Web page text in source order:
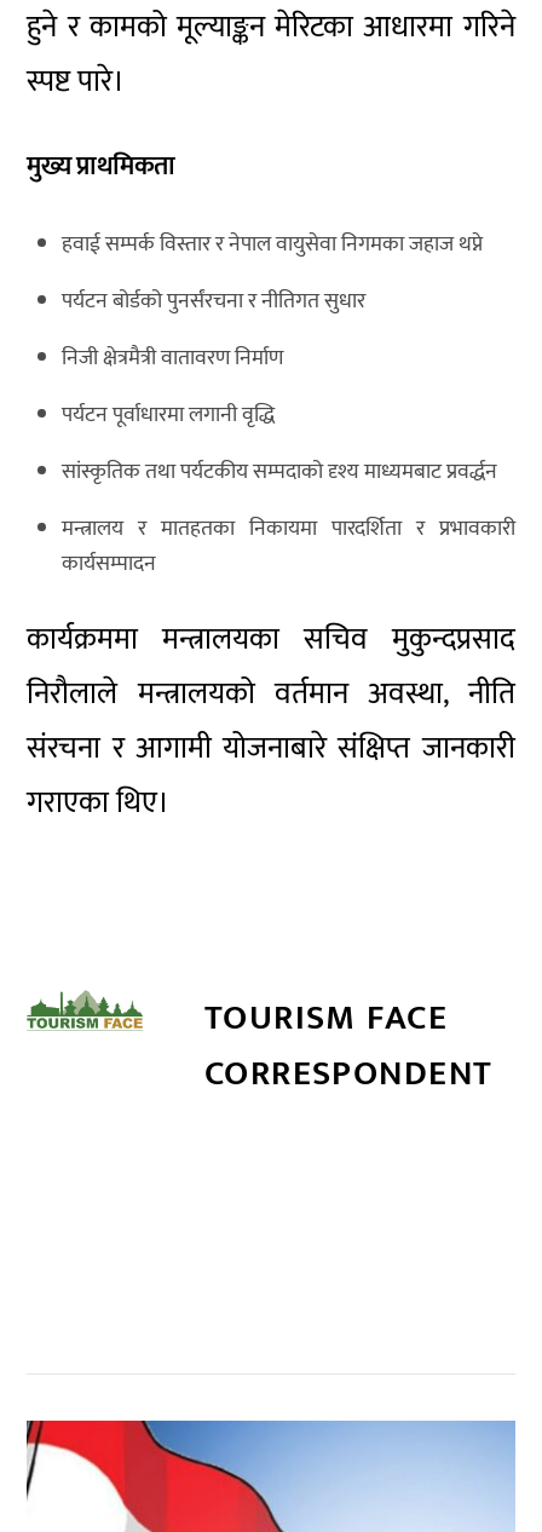
हुने र कामको मूल्याङ्कन मेरिटका आधारमा गरिने
स्पष्ट पारे।
मुख्य प्राथमिकता
हवाई सम्पर्क विस्तार र नेपाल वायुसेवा निगमका जहाज थप्ने
पर्यटन बोर्डको पुनर्संरचना र नीतिगत सुधार
निजी क्षेत्रमैत्री वातावरण निर्माण
पर्यटन पूर्वाधारमा लगानी वृद्धि
सांस्कृतिक तथा पर्यटकीय सम्पदाको दृश्य माध्यमबाट प्रवर्द्धन
मन्त्रालय र मातहतका निकायमा पारदर्शिता र प्रभावकारी
कार्यसम्पादन
कार्यक्रममा मन्त्रालयका सचिव मुकुन्दप्रसाद
निरौलाले मन्त्रालयको वर्तमान अवस्था, नीति
संरचना र आगामी योजनाबारे संक्षिप्त जानकारी
गराएका थिए।
TOURISM FACE
CORRESPONDENT
,